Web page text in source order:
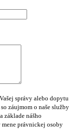
správy alebo dopytu
záujmom o naše služby
základe nášho
právnickej osoby